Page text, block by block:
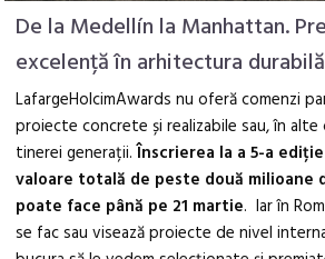
De la Medellín la Manhattan.
excelență în arhitectura durabilă
LafargeHolcimAwards nu oferă comenzi
proiecte concrete și realizabile sau, în
tinerei generații.Înscrierea la a 5-a
valoare totală de peste două milioane
poate face până pe 21 martie. Iar în
se fac sau visează proiecte de nivel